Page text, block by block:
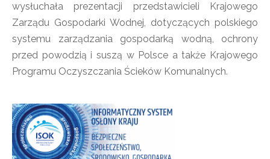
wysłuchała prezentacji przedstawicieli Krajowego
Zarządu Gospodarki Wodnej, dotyczących polskiego
systemu zarządzania gospodarką wodną, ochrony
przed powodzią i suszą w Polsce a także Krajowego
Programu Oczyszczania Ścieków Komunalnych.